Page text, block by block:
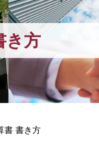
き方
書 書き方